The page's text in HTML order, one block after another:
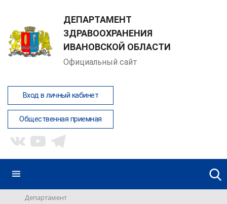
ДЕПАРТАМЕНТ
ЗДРАВООХРАНЕНИЯ
ИВАНОВСКОЙ ОБЛАСТИ
Официальный сайт
Вход в личный кабинет
Общественная приемная
Департамент